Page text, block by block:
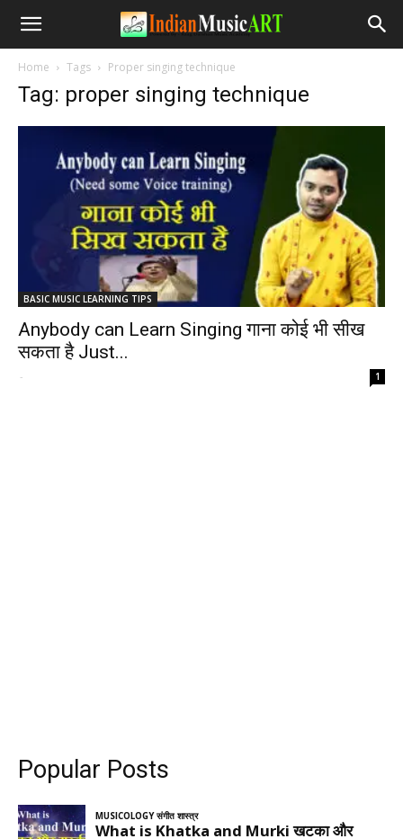
Home Tags Proper singing technique
Tag: proper singing technique
BASIC MUSIC LEARNING TIPS
Anybody can Learn Singing गाना कोई भी सीख
सकता है Just...
- 1
Popular Posts